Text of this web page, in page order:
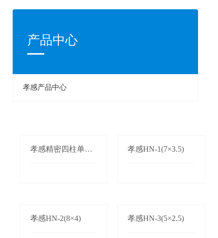
产品中心
孝感产品中心
孝感精密四柱单双
孝感HN-1(7×3.5)
孝感HN-2(8×4) 孝感HN-3(5×2.5)